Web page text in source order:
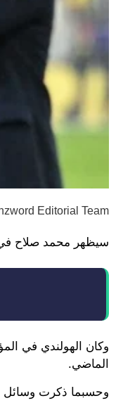
Editorial Team
سيظهر محمد صلاح في
وكان الهولندي في
الماضي.
وحسبما ذكرت وسائل